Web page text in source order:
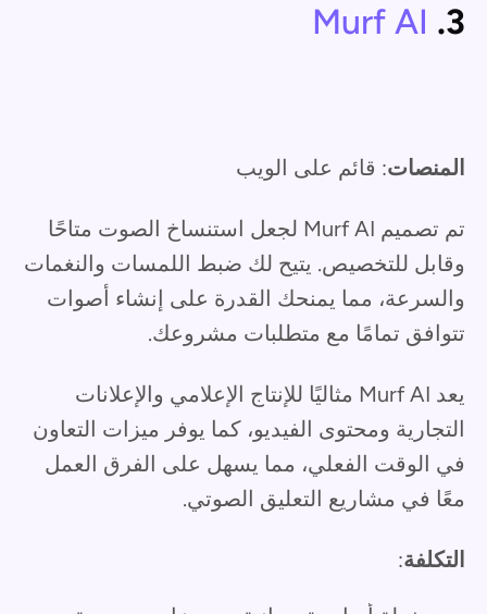
3.
Murf AI
المنصات: قائم على الويب
تم تصميم Murf AI لجعل استنساخ الصوت متاحًا
وقابل للتخصيص. يتيح لك ضبط اللمسات والنغمات
والسرعة، مما يمنحك القدرة على إنشاء أصوات
تتوافق تمامًا مع متطلبات مشروعك.
يعد Murf AI مثاليًا للإنتاج الإعلامي والإعلانات
التجارية ومحتوى الفيديو، كما يوفر ميزات التعاون
في الوقت الفعلي، مما يسهل على الفرق العمل
معًا في مشاريع التعليق الصوتي.
التكلفة: